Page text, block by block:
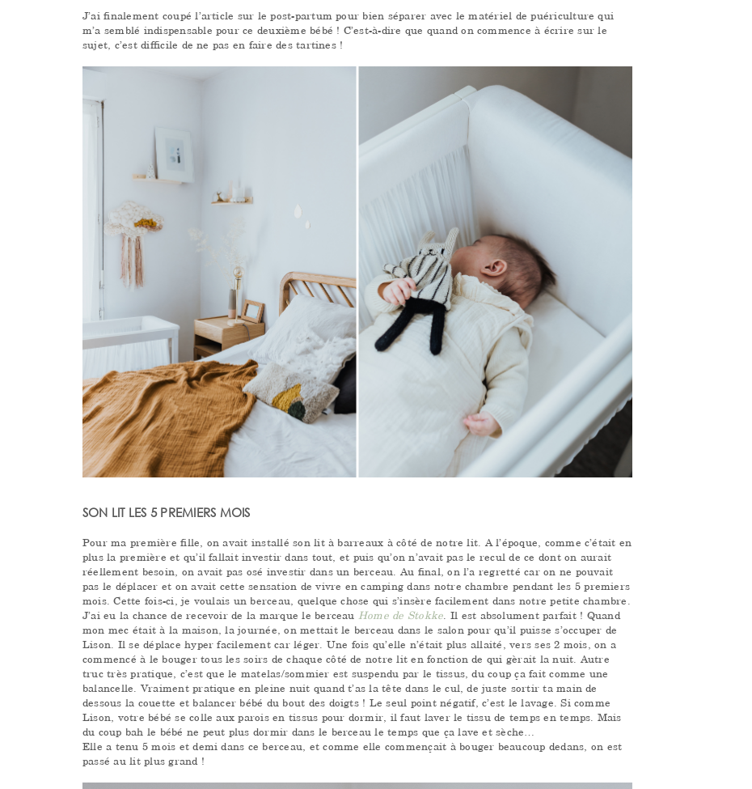
J’ai finalement coupé l’article sur le post-partum pour bien séparer avec le matériel de puériculture qui
m’a semblé indispensable pour ce deuxième bébé ! C’est-à-dire que quand on commence à écrire sur le
sujet, c’est difficile de ne pas en faire des tartines !
SON LIT LES 5 PREMIERS MOIS
Pour ma première fille, on avait installé son lit à barreaux à côté de notre lit. A l’époque, comme c’était en
plus la première et qu’il fallait investir dans tout, et puis qu’on n’avait pas le recul de ce dont on aurait
réellement besoin, on avait pas osé investir dans un berceau. Au final, on l’a regretté car on ne pouvait
pas le déplacer et on avait cette sensation de vivre en camping dans notre chambre pendant les 5 premiers
mois. Cette fois-ci, je voulais un berceau, quelque chose qui s’insère facilement dans notre petite chambre.
J’ai eu la chance de recevoir de la marque le berceau Home de Stokke . Il est absolument parfait ! Quand
mon mec était à la maison, la journée, on mettait le berceau dans le salon pour qu’il puisse s’occuper de
Lison. Il se déplace hyper facilement car léger. Une fois qu’elle n’était plus allaité, vers ses 2 mois, on a
commencé à le bouger tous les soirs de chaque côté de notre lit en fonction de qui gèrait la nuit. Autre
truc très pratique, c’est que le matelas/sommier est suspendu par le tissus, du coup ça fait comme une
balancelle. Vraiment pratique en pleine nuit quand t’as la tête dans le cul, de juste sortir ta main de
dessous la couette et balancer bébé du bout des doigts ! Le seul point négatif, c’est le lavage. Si comme
Lison, votre bébé se colle aux parois en tissus pour dormir, il faut laver le tissu de temps en temps. Mais
du coup bah le bébé ne peut plus dormir dans le berceau le temps que ça lave et sèche…
Elle a tenu 5 mois et demi dans ce berceau, et comme elle commençait à bouger beaucoup dedans, on est
passé au lit plus grand !